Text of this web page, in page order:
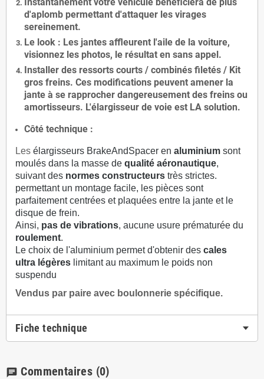
d'aplomb permettant d'attaquer les virages
sereinement.
Le look : Les jantes affleurent l'aile de la voiture,
visionnez les photos, le résultat en sans appel.
Installer des ressorts courts / combinés filetés / Kit
gros freins. Ces modifications peuvent amener la
jante à se rapprocher dangereusement des freins ou
amortisseurs. L'élargisseur de voie est LA solution.
Côté technique :
Les élargisseurs BrakeAndSpacer en aluminium sont
moulés dans la masse de qualité aéronautique,
suivant des normes constructeurs très strictes.
permettant un montage facile, les pièces sont
parfaitement centrées et plaquées entre la jante et le
disque de frein.
Ainsi, pas de vibrations, aucune usure prématurée du
roulement.
Le choix de l'aluminium permet d'obtenir des cales
ultra légères limitant au maximum le poids non
suspendu
Vendus par paire avec boulonnerie spécifique.
Fiche technique
chat Commentaires (0)